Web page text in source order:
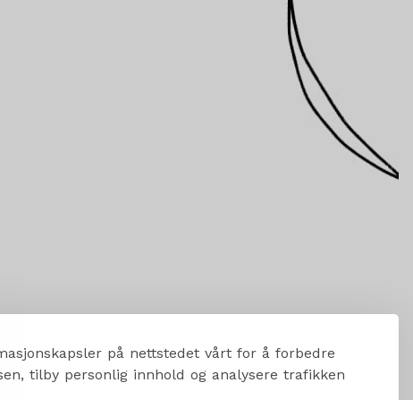
på nettstedet vårt for å forbedre
tilby personlig innhold og analysere trafikken